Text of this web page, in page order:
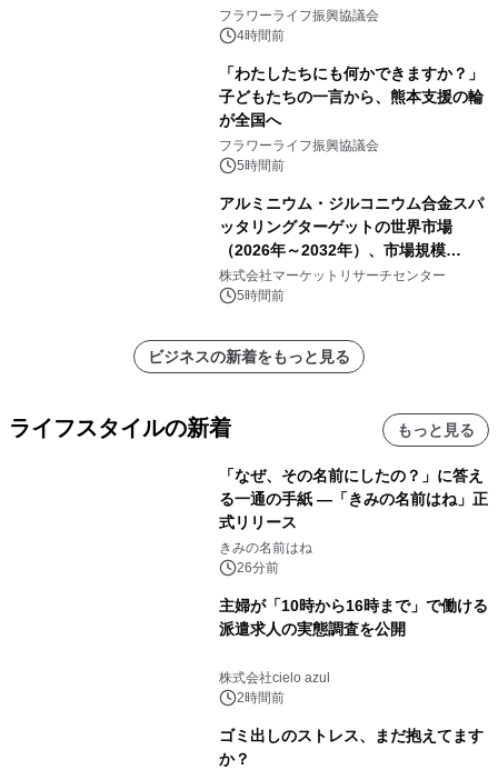
フラワーライフ振興協議会
4時間前
「わたしたちにも何かできますか？」
子どもたちの一言から、熊本支援の輪
が全国へ
フラワーライフ振興協議会
5時間前
アルミニウム・ジルコニウム合金スパ
ッタリングターゲットの世界市場
（2026年～2032年）、市場規模
（0.995、0.999、その他）・分析レポ
ートを発表
株式会社マーケットリサーチセンター
5時間前
ビジネスの新着をもっと見る
ライフスタイルの新着 もっと見る
「なぜ、その名前にしたの？」に答え
る一通の手紙 ―「きみの名前はね」正
式リリース
きみの名前はね
26分前
主婦が「10時から16時まで」で働ける
派遣求人の実態調査を公開
株式会社cielo azul
2時間前
ゴミ出しのストレス、まだ抱えてます
か？